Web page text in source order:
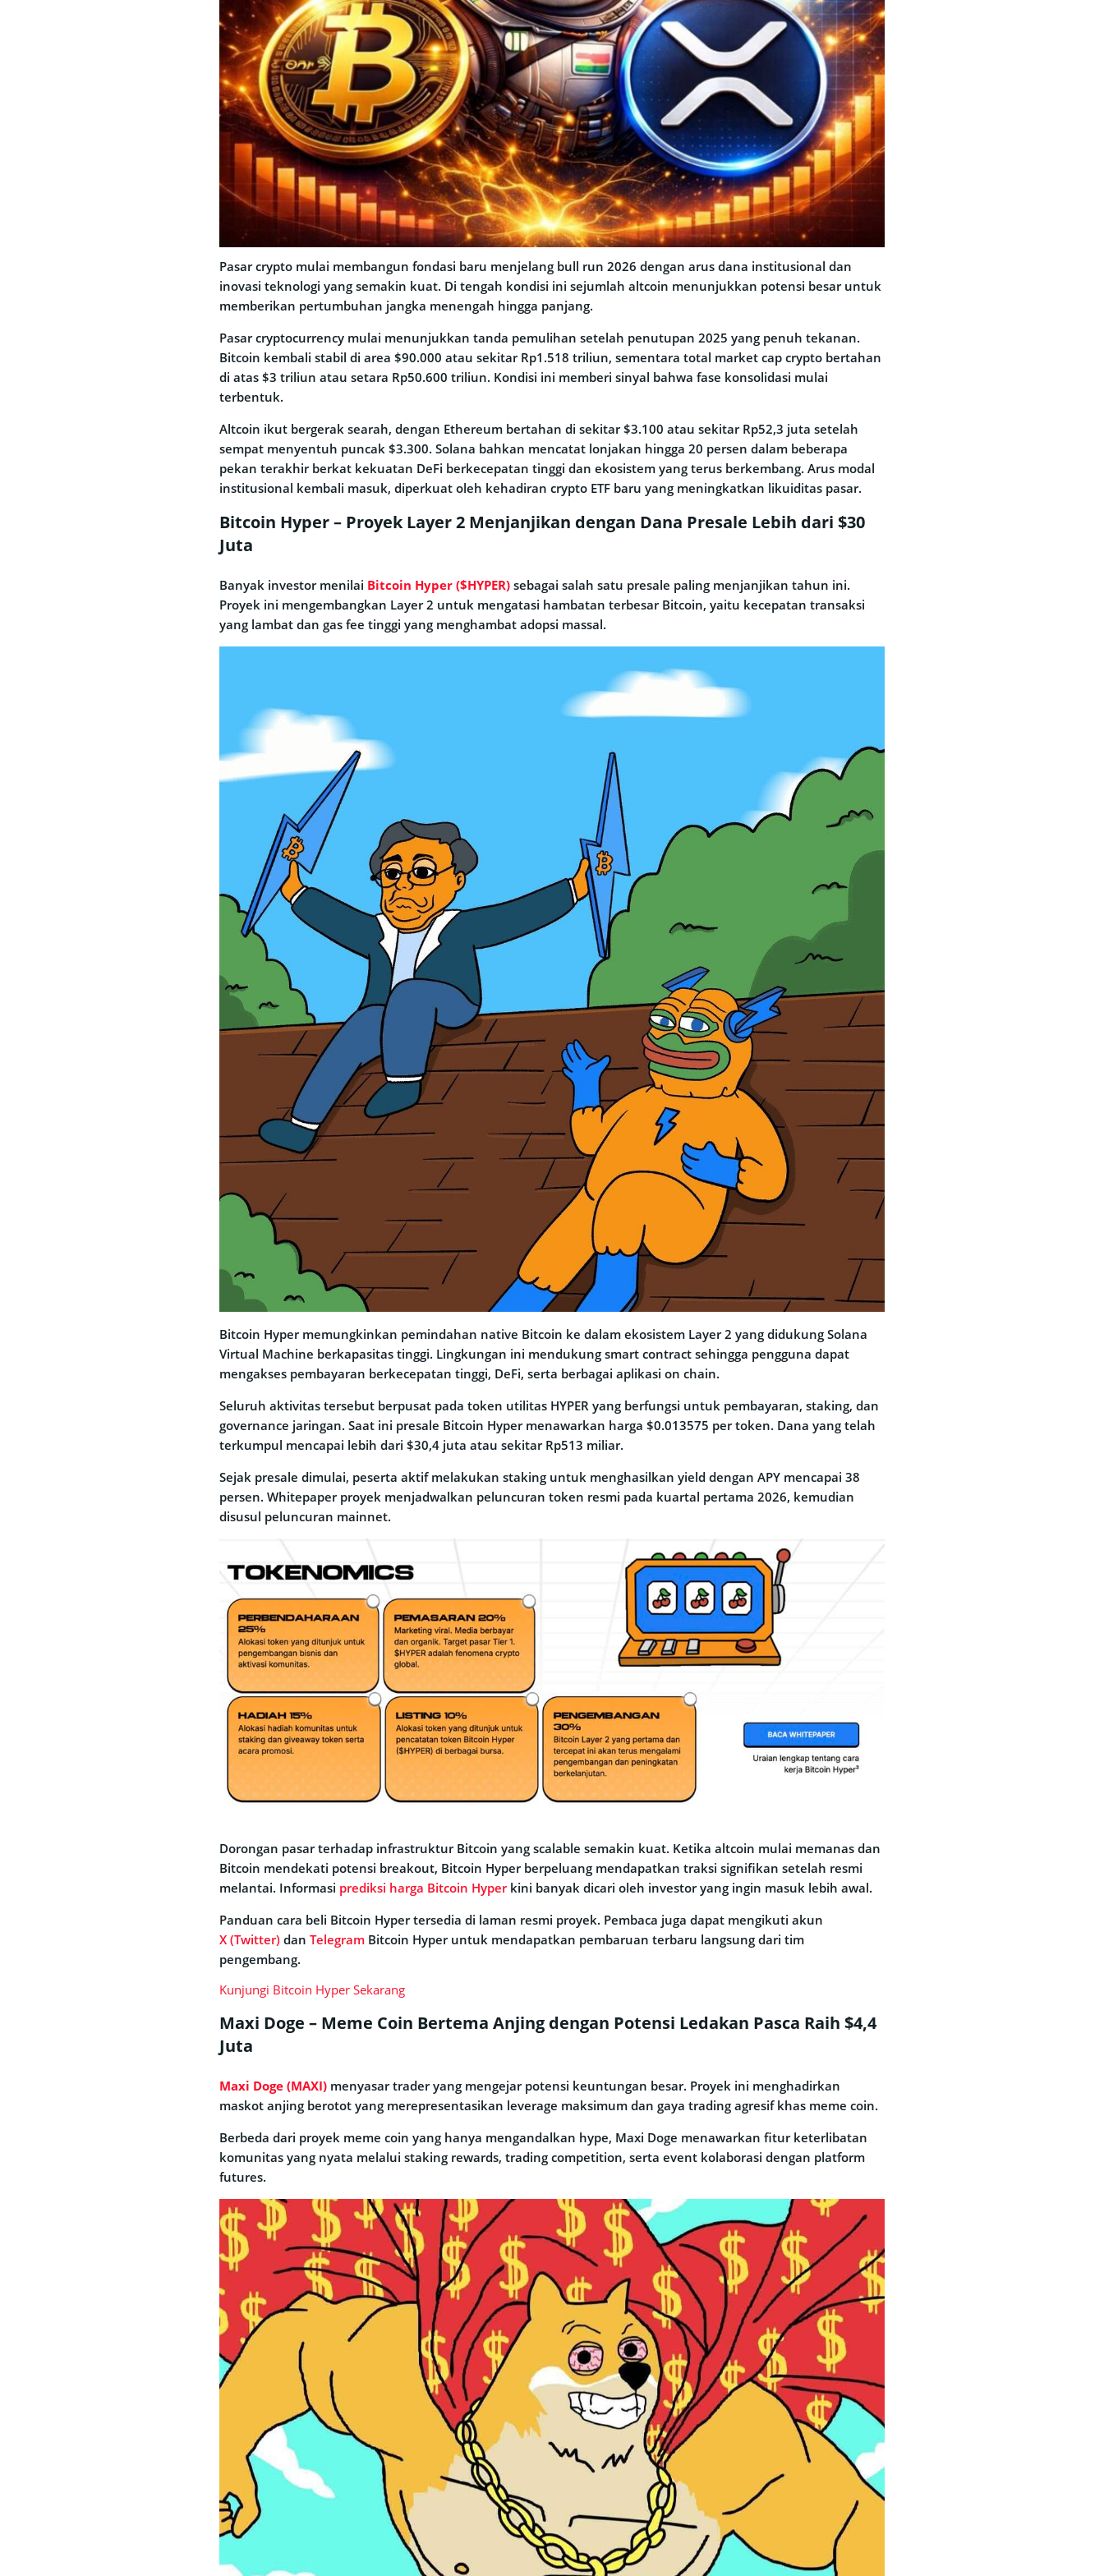
Pasar crypto mulai membangun fondasi baru menjelang bull run 2026 dengan arus dana institusional dan
inovasi teknologi yang semakin kuat. Di tengah kondisi ini sejumlah altcoin menunjukkan potensi besar untuk
memberikan pertumbuhan jangka menengah hingga panjang.
Pasar cryptocurrency mulai menunjukkan tanda pemulihan setelah penutupan 2025 yang penuh tekanan.
Bitcoin kembali stabil di area $90.000 atau sekitar Rp1.518 triliun, sementara total market cap crypto bertahan
di atas $3 triliun atau setara Rp50.600 triliun. Kondisi ini memberi sinyal bahwa fase konsolidasi mulai
terbentuk.
Altcoin ikut bergerak searah, dengan Ethereum bertahan di sekitar $3.100 atau sekitar Rp52,3 juta setelah
sempat menyentuh puncak $3.300. Solana bahkan mencatat lonjakan hingga 20 persen dalam beberapa
pekan terakhir berkat kekuatan DeFi berkecepatan tinggi dan ekosistem yang terus berkembang. Arus modal
institusional kembali masuk, diperkuat oleh kehadiran crypto ETF baru yang meningkatkan likuiditas pasar.
Bitcoin Hyper – Proyek Layer 2 Menjanjikan dengan Dana Presale Lebih dari $30
Juta
Banyak investor menilai Bitcoin Hyper ($HYPER) sebagai salah satu presale paling menjanjikan tahun ini.
Proyek ini mengembangkan Layer 2 untuk mengatasi hambatan terbesar Bitcoin, yaitu kecepatan transaksi
yang lambat dan gas fee tinggi yang menghambat adopsi massal.
Bitcoin Hyper memungkinkan pemindahan native Bitcoin ke dalam ekosistem Layer 2 yang didukung Solana
Virtual Machine berkapasitas tinggi. Lingkungan ini mendukung smart contract sehingga pengguna dapat
mengakses pembayaran berkecepatan tinggi, DeFi, serta berbagai aplikasi on chain.
Seluruh aktivitas tersebut berpusat pada token utilitas HYPER yang berfungsi untuk pembayaran, staking, dan
governance jaringan. Saat ini presale Bitcoin Hyper menawarkan harga $0.013575 per token. Dana yang telah
terkumpul mencapai lebih dari $30,4 juta atau sekitar Rp513 miliar.
Sejak presale dimulai, peserta aktif melakukan staking untuk menghasilkan yield dengan APY mencapai 38
persen. Whitepaper proyek menjadwalkan peluncuran token resmi pada kuartal pertama 2026, kemudian
disusul peluncuran mainnet.
Dorongan pasar terhadap infrastruktur Bitcoin yang scalable semakin kuat. Ketika altcoin mulai memanas dan
Bitcoin mendekati potensi breakout, Bitcoin Hyper berpeluang mendapatkan traksi signifikan setelah resmi
melantai. Informasi prediksi harga Bitcoin Hyperkini banyak dicari oleh investor yang ingin masuk lebih awal.
Panduan cara beli Bitcoin Hyper tersedia di laman resmi proyek. Pembaca juga dapat mengikuti akun
X (Twitter) dan Telegram Bitcoin Hyper untuk mendapatkan pembaruan terbaru langsung dari tim
pengembang.
Kunjungi Bitcoin Hyper Sekarang
Maxi Doge – Meme Coin Bertema Anjing dengan Potensi Ledakan Pasca Raih $4,4
Juta
Maxi Doge (MAXI) menyasar trader yang mengejar potensi keuntungan besar. Proyek ini menghadirkan
maskot anjing berotot yang merepresentasikan leverage maksimum dan gaya trading agresif khas meme coin.
Berbeda dari proyek meme coin yang hanya mengandalkan hype, Maxi Doge menawarkan fitur keterlibatan
komunitas yang nyata melalui staking rewards, trading competition, serta event kolaborasi dengan platform
futures.